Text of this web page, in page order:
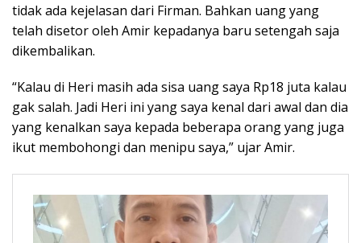
tidak ada kejelasan dari Firman. Bahkan uang yang
telah disetor oleh Amir kepadanya baru setengah saja
dikembalikan.
“Kalau di Heri masih ada sisa uang saya Rp18 juta kalau
gak salah. Jadi Heri ini yang saya kenal dari awal dan dia
yang kenalkan saya kepada beberapa orang yang juga
ikut membohongi dan menipu saya,” ujar Amir.